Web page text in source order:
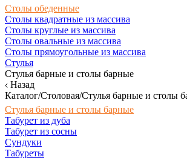
Столы обеденные
Столы квадратные из массива
Столы круглые из массива
Столы овальные из массива
Столы прямоугольные из массива
Стулья
Стулья барные и столы барные
Назад
Каталог/Столовая/Стулья барные и столы
Стулья барные и столы барные
Табурет из дуба
Табурет из сосны
Сундуки
Табуреты